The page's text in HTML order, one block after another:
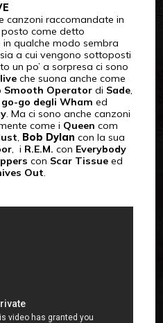
canzoni raccomandate in
come detto
in qualche modo sembra
a cui vengono sottoposti
un po’ a sorpresa ci sono
che suona anche come
Smooth Operatordi Sade,
go degli Wham ed
. Ma ci sono anche canzoni
come i Queen com
Bob Dylan con la sua
, i R.E.M. con Everybody
con Scar Tissueed
Out